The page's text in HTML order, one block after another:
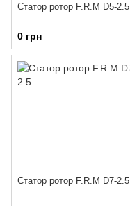
Статор ротор F.R.M D5-2.5
0 грн
Статор ротор F.R.M D7-2.5